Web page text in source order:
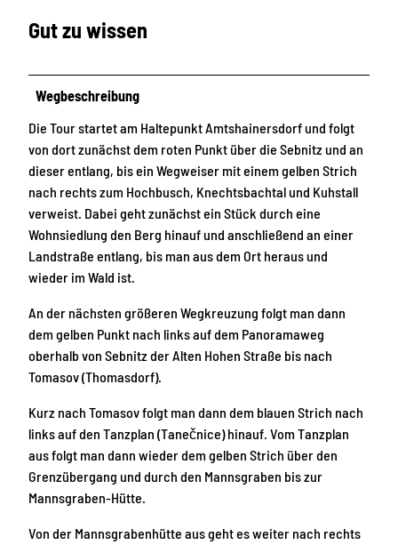
Gut zu wissen
Wegbeschreibung
Die Tour startet am Haltepunkt Amtshainersdorf und folgt
von dort zunächst dem roten Punkt über die Sebnitz und an
dieser entlang, bis ein Wegweiser mit einem gelben Strich
nach rechts zum Hochbusch, Knechtsbachtal und Kuhstall
verweist. Dabei geht zunächst ein Stück durch eine
Wohnsiedlung den Berg hinauf und anschließend an einer
Landstraße entlang, bis man aus dem Ort heraus und
wieder im Wald ist.
An der nächsten größeren Wegkreuzung folgt man dann
dem gelben Punkt nach links auf dem Panoramaweg
oberhalb von Sebnitz der Alten Hohen Straße bis nach
Tomasov (Thomasdorf).
Kurz nach Tomasov folgt man dann dem blauen Strich nach
links auf den Tanzplan (Tanečnice) hinauf. Vom Tanzplan
aus folgt man dann wieder dem gelben Strich über den
Grenzübergang und durch den Mannsgraben bis zur
Mannsgraben-Hütte.
Von der Mannsgrabenhütte aus geht es weiter nach rechts